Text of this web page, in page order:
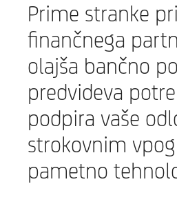
Prime stranke
finančnega
olajša bančno
predvideva
podpira vaše
strokovnim
pametno